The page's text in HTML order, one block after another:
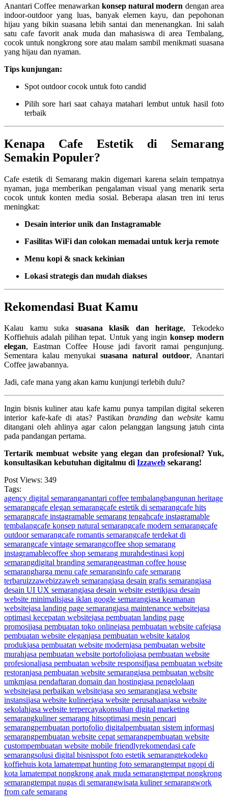
Anantari Coffee menawarkan konsep natural modern dengan area
indoor-outdoor yang luas, banyak elemen kayu, dan pepohonan
hijau yang bikin suasana lebih santai dan menenangkan. Ini salah
satu cafe favorit anak muda dan mahasiswa di area Tembalang,
cocok untuk nongkrong sore atau malam sambil menikmati suasana
yang hijau dan nyaman.
Tips kunjungan:
Spot outdoor cocok untuk foto candid
Pilih sore hari saat cahaya matahari lembut untuk hasil foto
terbaik
Kenapa Cafe Estetik di Semarang
Semakin Populer?
Cafe estetik di Semarang makin digemari karena selain tempatnya
nyaman, juga memberikan pengalaman visual yang menarik serta
cocok untuk konten media sosial. Beberapa alasan tren ini terus
meningkat:
Desain interior unik dan Instagramable
Fasilitas WiFi dan colokan memadai untuk kerja remote
Menu kopi & snack kekinian
Lokasi strategis dan mudah diakses
Rekomendasi Buat Kamu
Kalau kamu suka suasana klasik dan heritage, Tekodeko
Koffiehuis adalah pilihan tepat. Untuk yang ingin konsep modern
elegan, Eastman Coffee House jadi favorit ramai pengunjung.
Sementara kalau menyukai suasana natural outdoor, Anantari
Coffee jawabannya.
Jadi, cafe mana yang akan kamu kunjungi terlebih dulu?
Ingin bisnis kuliner atau kafe kamu punya tampilan digital sekeren
interior kafe-kafe di atas? Pastikanbranding danwebsite kamu
ditangani oleh ahlinya agar calon pelanggan langsung jatuh cinta
pada pandangan pertama.
Tertarik membuat website yang elegan dan profesional? Yuk,
konsultasikan kebutuhan digitalmu diIzzaweb sekarang!
Post Views: 349
Tags:
agency digital semaranganantari coffee tembalangbangunan heritage
semarangcafe elegan semarangcafe estetik di semarangcafe hits
semarangcafe instagramable semarang tengahcafe instagramable
tembalangcafe konsep natural semarangcafe modern semarangcafe
outdoor semarangcafe romantis semarangcafe terdekat di
semarangcafe vintage semarangcoffee shop semarang
instagramablecoffee shop semarang murahdestinasi kopi
semarangdigital branding semarangeastman coffee house
semarangharga menu cafe semaranginfo cafe semarang
terbaruizzawebizzaweb semarangjasa desain grafis semarangjasa
desain UI UX semarangjasa desain website estetikjasa desain
website minimalisjasa iklan google semarangjasa keamanan
websitejasa landing page semarangjasa maintenance websitejasa
optimasi kecepatan websitejasa pembuatan landing page
promosijasa pembuatan toko onlinejasa pembuatan website cafejasa
pembuatan website eleganjasa pembuatan website katalog
produkjasa pembuatan website modernjasa pembuatan website
murahjasa pembuatan website portofoliojasa pembuatan website
profesionaljasa pembuatan website responsifjasa pembuatan website
restoranjasa pembuatan website semarangjasa pembuatan website
umkmjasa pendaftaran domain dan hostingjasa pengelolaan
websitejasa perbaikan websitejasa seo semarangjasa website
instansijasa website kulinerjasa website perusahaanjasa website
sekolahjasa website terpercayakonsultan digital marketing
semarangkuliner semarang hitsoptimasi mesin pencari
semarangpembuatan portofolio digitalpembuatan sistem informasi
semarangpembuatan website cepat semarangpembuatan website
custompembuatan website mobile friendlyrekomendasi cafe
semarangsolusi digital bisnisspot foto estetik semarangtekodeko
koffiehuis kota lamatempat hunting foto semarangtempat ngopi di
kota lamatempat nongkrong anak muda semarangtempat nongkrong
semarangtempat nugas di semarangwisata kuliner semarangwork
from cafe semarang